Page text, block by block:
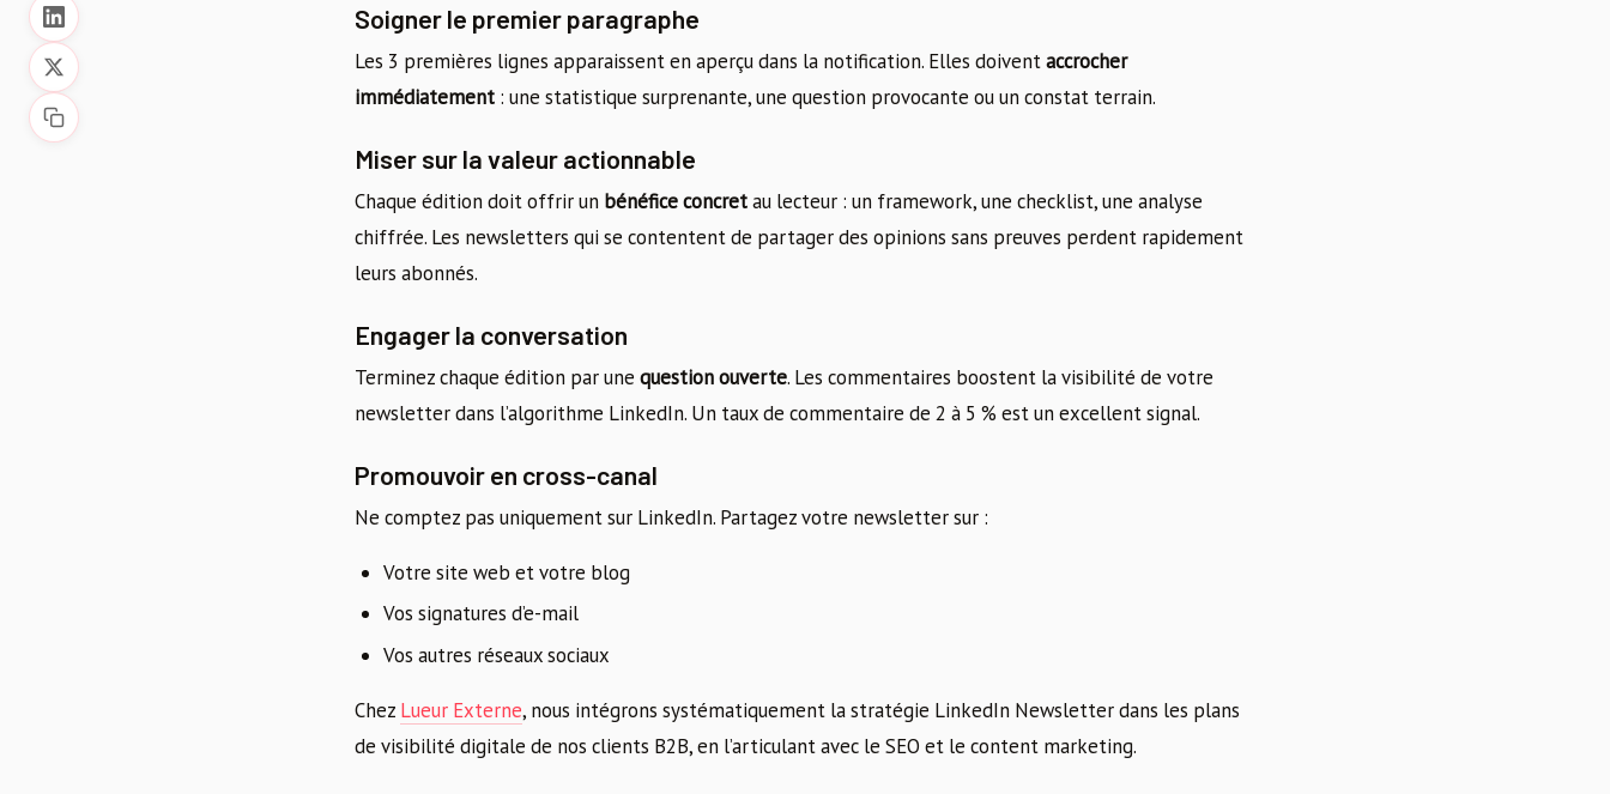
Soigner le premier paragraphe
Les 3 premières lignes apparaissent en aperçu dans la notification. Elles doiventaccrocher
immédiatement : une statistique surprenante, une question provocante ou un constat terrain.
Miser sur la valeur actionnable
Chaque édition doit offrir un bénéfice concretau lecteur : un framework, une checklist, une analyse
chiffrée. Les newsletters qui se contentent de partager des opinions sans preuves perdent rapidement
leurs abonnés.
Engager la conversation
Terminez chaque édition par une question ouverte. Les commentaires boostent la visibilité de votre
newsletter dans l’algorithme LinkedIn. Un taux de commentaire de 2 à 5 % est un excellent signal.
Promouvoir en cross-canal
Ne comptez pas uniquement sur LinkedIn. Partagez votre newsletter sur :
Votre site web et votre blog
Vos signatures d’e-mail
Vos autres réseaux sociaux
Chez Lueur Externe, nous intégrons systématiquement la stratégie LinkedIn Newsletter dans les plans
de visibilité digitale de nos clients B2B, en l’articulant avec le SEO et le content marketing.